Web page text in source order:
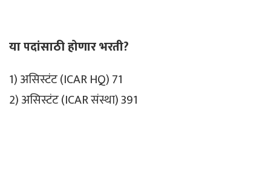
या पदांसाठी होणार भरती?
1) असिस्टंट (ICAR HQ) 71
2) असिस्टंट (ICAR संस्था) 391